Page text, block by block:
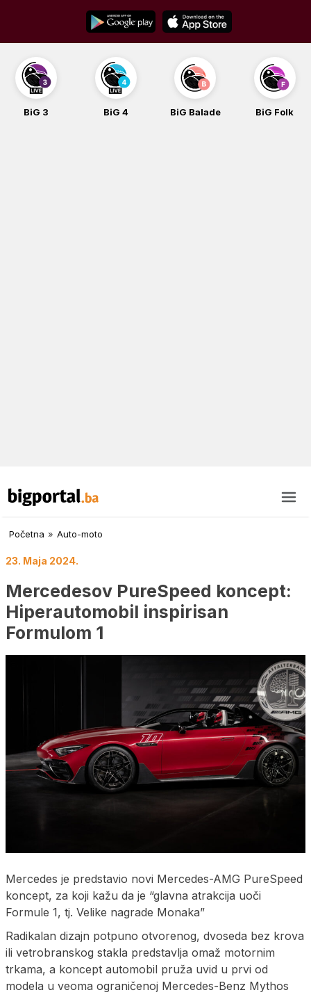
content
BiG 4 BiG Balade BiG Folk BiG iG
Početna » Auto-moto
23. Maja 2024.
Mercedesov PureSpeed koncept:
Hiperautomobil inspirisan
Formulom 1
Mercedes je predstavio novi Mercedes-AMG PureSpeed
koncept, za koji kažu da je “glavna atrakcija uoči
Formule 1, tj. Velike nagrade Monaka”
Radikalan dizajn potpuno otvorenog, dvoseda bez krova
ili vetrobranskog stakla predstavlja omaž motornim
trkama, a koncept automobil pruža uvid u prvi od
modela u veoma ograničenoj Mercedes-Benz Mythos